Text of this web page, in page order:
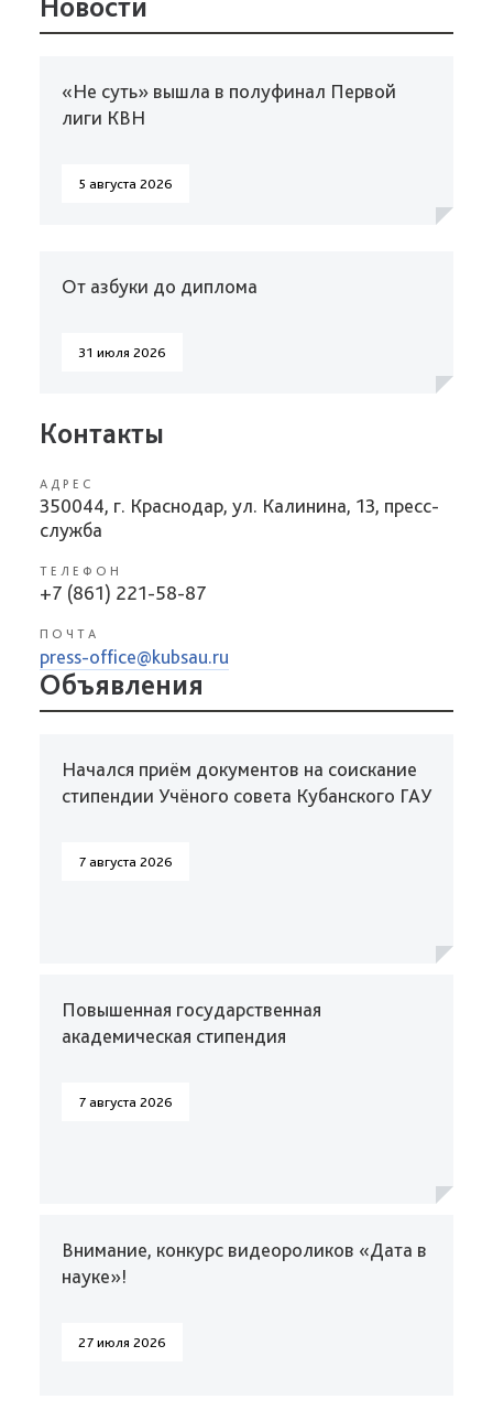
«Не суть» вышла в полуфинал Первой
лиги КВН
5 августа 2026
От азбуки до диплома
31 июля 2026
Контакты
АДРЕС
350044, г. Краснодар, ул. Калинина, 13, пресс-
служба
ТЕЛЕФОН
+7 (861) 221-58-87
ПОЧТА
press-office@kubsau.ru
Объявления
Начался приём документов на соискание
стипендии Учёного совета Кубанского ГАУ
7 августа 2026
Повышенная государственная
академическая стипендия
7 августа 2026
Внимание, конкурс видеороликов «Дата в
науке»!
27 июля 2026